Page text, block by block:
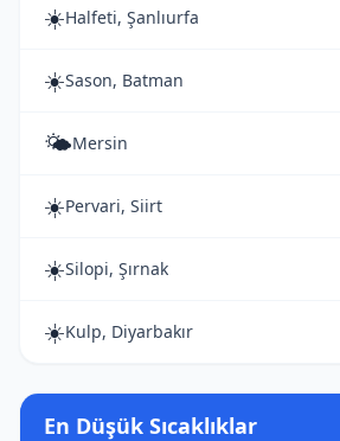
☀️Halfeti, Şanlıurfa
☀️Sason, Batman
🌤️Mersin
☀️Pervari, Siirt
☀️Silopi, Şırnak
☀️Kulp, Diyarbakır
En Düşük Sıcaklıklar